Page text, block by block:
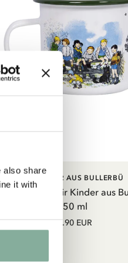
also share
it with
IN DEN WARENKORB
Becher Wir Kinder aus
350 ml
DIE KINDER AUS BULLERBÜ
15.90 EUR